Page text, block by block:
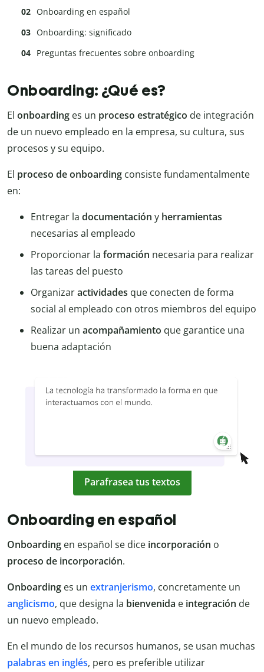
Onboarding en español
Onboarding: significado
Preguntas frecuentes sobre onboarding
Onboarding: ¿Qué es?
El onboarding es un proceso estratégico de integración
de un nuevo empleado en la empresa, su cultura, sus
procesos y su equipo.
El proceso de onboarding consiste fundamentalmente
en:
Entregar la documentación y herramientas
necesarias al empleado
Proporcionar la formación necesaria para realizar
las tareas del puesto
Organizaractividades que conecten de forma
social al empleado con otros miembros del equipo
Realizar un acompañamiento que garantice una
buena adaptación
Parafrasea tus textos
Onboarding en español
Onboarding en español se dice incorporación o
proceso de incorporación.
Onboarding es un extranjerismo, concretamente un
anglicismo, que designa la bienvenida e integración de
un nuevo empleado.
En el mundo de los recursos humanos, se usan muchas
palabras en inglés, pero es preferible utilizar